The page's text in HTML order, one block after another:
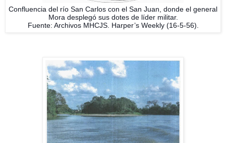
Confluencia del río San Carlos con el San Juan, donde el general
Mora desplegó sus dotes de líder militar.
Fuente: Archivos MHCJS. Harper’s Weekly (16-5-56).